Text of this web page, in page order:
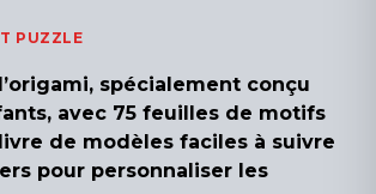
PUZZLE
spécialement conçu
avec 75 feuilles de motifs
de modèles faciles à suivre
pour personnaliser les